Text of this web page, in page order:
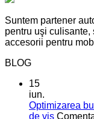
Suntem partener
pentru uşi culisante,
accesorii pentru
BLOG
15
iun.
Optimizarea
de vis